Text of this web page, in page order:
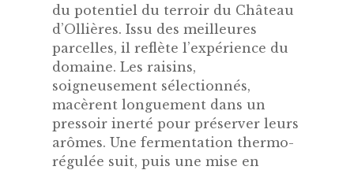
du potentiel du terroir du Château
d’Ollières. Issu des meilleures
parcelles, il reflète l’expérience du
domaine. Les raisins,
soigneusement sélectionnés,
macèrent longuement dans un
pressoir inerté pour préserver leurs
arômes. Une fermentation thermo-
régulée suit, puis une mise en